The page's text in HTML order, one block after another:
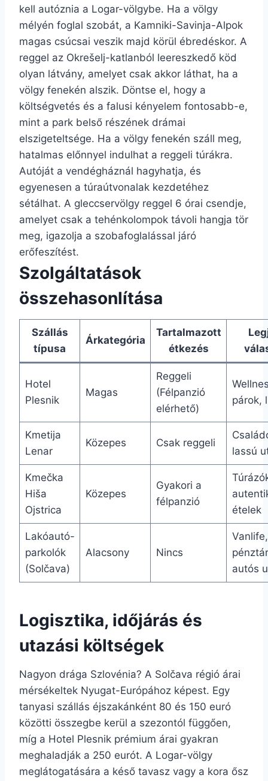
kell autóznia a Logar-völgybe. Ha a völgy
mélyén foglal szobát, a Kamniki-Savinja-Alpok
magas csúcsai veszik majd körül ébredéskor. A
reggel az Okrešelj-katlanból leereszkedő köd
olyan látvány, amelyet csak akkor láthat, ha a
völgy fenekén alszik. Döntse el, hogy a
költségvetés és a falusi kényelem fontosabb-e,
mint a park belső részének drámai
elszigeteltsége. Ha a völgy fenekén száll meg,
hatalmas előnnyel indulhat a reggeli túrákra.
Autóját a vendégháznál hagyhatja, és
egyenesen a túraútvonalak kezdetéhez
sétálhat. A gleccservölgy reggel 6 órai csendje,
amelyet csak a tehénkolompok távoli hangja tör
meg, igazolja a szobafoglalással járó
erőfeszítést.
Szolgáltatások
összehasonlítása
Szállás
típusa
Árkategória
Tartalmazott
étkezés
Hotel
Plesnik
Magas
Reggeli
(Félpanzió
elérhető)
párok,
Kmetija
Lenar
Közepes Csak reggeli
lassú
Kmečka
Hiša
Ojstrica
Közepes
Gyakori a
félpanzió
ételek
Lakóautó-
parkolók
(Solčava)
Alacsony Nincs
Vanlife,
autós
Logisztika, időjárás és
utazási költségek
Nagyon drága Szlovénia? A Solčava régió árai
mérsékeltek Nyugat-Európához képest. Egy
tanyasi szállás éjszakánként 80 és 150 euró
közötti összegbe kerül a szezontól függően,
míg a Hotel Plesnik prémium árai gyakran
meghaladják a 250 eurót. A Logar-völgy
meglátogatására a késő tavasz vagy a kora ősz